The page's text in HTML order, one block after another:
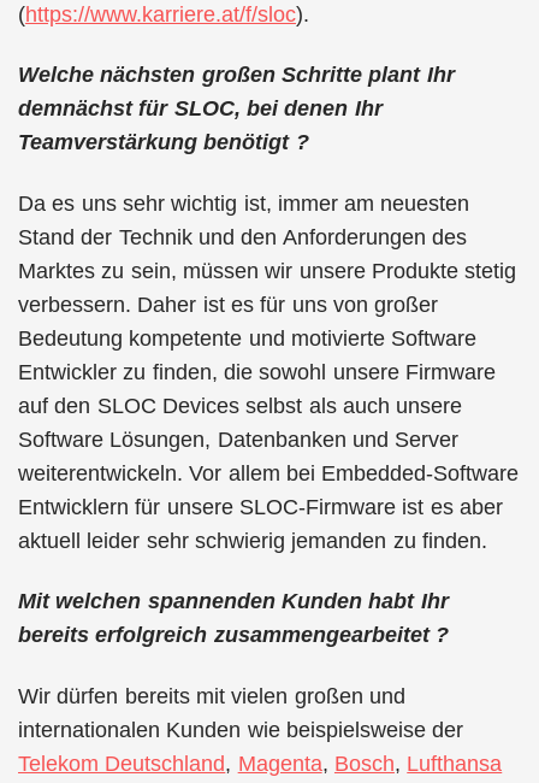
(https://www.karriere.at/f/sloc).
Welche nächsten großen Schritte plant Ihr
demnächst für SLOC, bei denen Ihr
Teamverstärkung benötigt ?
Da es uns sehr wichtig ist, immer am neuesten
Stand der Technik und den Anforderungen des
Marktes zu sein, müssen wir unsere Produkte stetig
verbessern. Daher ist es für uns von großer
Bedeutung kompetente und motivierte Software
Entwickler zu finden, die sowohl unsere Firmware
auf den SLOC Devices selbst als auch unsere
Software Lösungen, Datenbanken und Server
weiterentwickeln. Vor allem bei Embedded-Software
Entwicklern für unsere SLOC-Firmware ist es aber
aktuell leider sehr schwierig jemanden zu finden.
Mit welchen spannenden Kunden habt Ihr
bereits erfolgreich zusammengearbeitet ?
Wir dürfen bereits mit vielen großen und
internationalen Kunden wie beispielsweise der
Telekom Deutschland, Magenta, Bosch, Lufthansa